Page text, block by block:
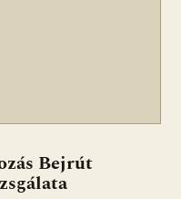
Bejrút